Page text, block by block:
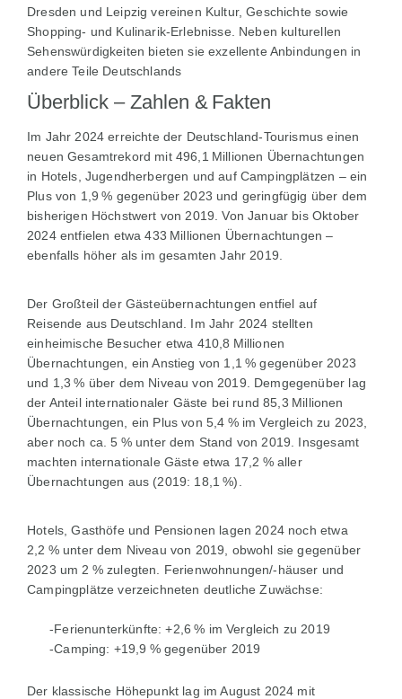
Dresden und Leipzig vereinen Kultur, Geschichte sowie
Shopping- und Kulinarik-Erlebnisse. Neben kulturellen
Sehenswürdigkeiten bieten sie exzellente Anbindungen in
andere Teile Deutschlands
Überblick – Zahlen & Fakten
Im Jahr 2024 erreichte der Deutschland-Tourismus einen
neuen Gesamtrekord mit 496,1 Millionen Übernachtungen
in Hotels, Jugendherbergen und auf Campingplätzen – ein
Plus von 1,9 % gegenüber 2023 und geringfügig über dem
bisherigen Höchstwert von 2019. Von Januar bis Oktober
2024 entfielen etwa 433 Millionen Übernachtungen –
ebenfalls höher als im gesamten Jahr 2019.
Der Großteil der Gästeübernachtungen entfiel auf
Reisende aus Deutschland. Im Jahr 2024 stellten
einheimische Besucher etwa 410,8 Millionen
Übernachtungen, ein Anstieg von 1,1 % gegenüber 2023
und 1,3 % über dem Niveau von 2019. Demgegenüber lag
der Anteil internationaler Gäste bei rund 85,3 Millionen
Übernachtungen, ein Plus von 5,4 % im Vergleich zu 2023,
aber noch ca. 5 % unter dem Stand von 2019. Insgesamt
machten internationale Gäste etwa 17,2 % aller
Übernachtungen aus (2019: 18,1 %).
Hotels, Gasthöfe und Pensionen lagen 2024 noch etwa
2,2 % unter dem Niveau von 2019, obwohl sie gegenüber
2023 um 2 % zulegten. Ferienwohnungen/-häuser und
Campingplätze verzeichneten deutliche Zuwächse:
-Ferienunterkünfte: +2,6 % im Vergleich zu 2019
-Camping: +19,9 % gegenüber 2019
Der klassische Höhepunkt lag im August 2024 mit